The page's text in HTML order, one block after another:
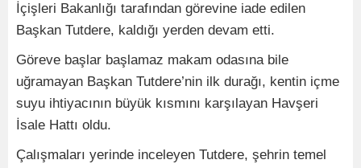
İçişleri Bakanlığı tarafından görevine iade edilen
Başkan Tutdere, kaldığı yerden devam etti.
Göreve başlar başlamaz makam odasına bile
uğramayan Başkan Tutdere’nin ilk durağı, kentin içme
suyu ihtiyacının büyük kısmını karşılayan Havşeri
İsale Hattı oldu.
Çalışmaları yerinde inceleyen Tutdere, şehrin temel